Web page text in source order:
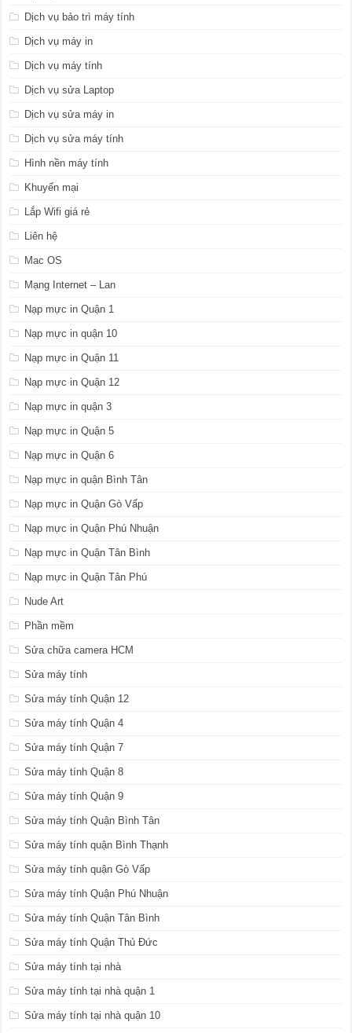
Dịch vụ bảo trì máy tính
Dịch vụ máy in
Dịch vụ máy tính
Dịch vụ sửa Laptop
Dịch vụ sửa máy in
Dịch vụ sửa máy tính
Hình nền máy tính
Khuyến mại
Lắp Wifi giá rẻ
Liên hệ
Mac OS
Mạng Internet – Lan
Nạp mực in Quận 1
Nạp mực in quận 10
Nạp mực in Quận 11
Nạp mực in Quận 12
Nạp mực in quận 3
Nạp mực in Quận 5
Nạp mực in Quận 6
Nạp mực in quận Bình Tân
Nạp mực in Quận Gò Vấp
Nạp mực in Quận Phú Nhuận
Nạp mực in Quận Tân Bình
Nạp mực in Quận Tân Phú
Nude Art
Phần mềm
Sửa chữa camera HCM
Sửa máy tính
Sửa máy tính Quận 12
Sửa máy tính Quận 4
Sửa máy tính Quận 7
Sửa máy tính Quận 8
Sửa máy tính Quận 9
Sửa máy tính Quận Bình Tân
Sửa máy tính quận Bình Thạnh
Sửa máy tính quận Gò Vấp
Sửa máy tính Quận Phú Nhuận
Sửa máy tính Quận Tân Bình
Sửa máy tính Quận Thủ Đức
Sửa máy tính tại nhà
Sửa máy tính tại nhà quận 1
Sửa máy tính tại nhà quận 10